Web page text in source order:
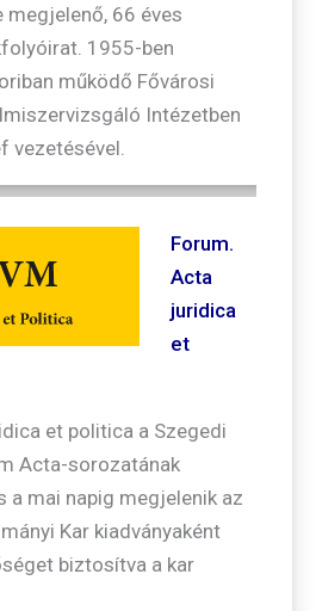
megjelenő, 66 éves
1955-ben
működő Fővárosi
Intézetben
vezetésével.
Forum.
Acta
juridica
et
et politica a Szegedi
Acta-sorozatának
a mai napig megjelenik az
Kar kiadványaként
biztosítva a kar